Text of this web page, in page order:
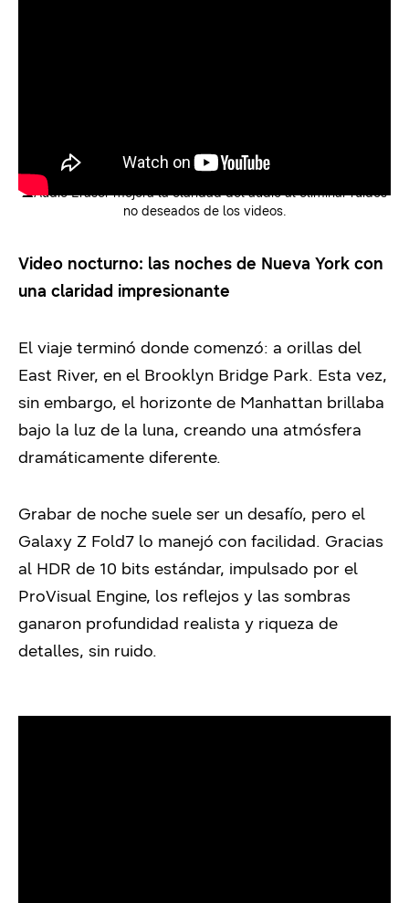
▲Audio Eraser mejora la claridad del audio al eliminar ruidos
no deseados de los videos.
Video nocturno: las noches de Nueva York con
una claridad impresionante
El viaje terminó donde comenzó: a orillas del
East River, en el Brooklyn Bridge Park. Esta vez,
sin embargo, el horizonte de Manhattan brillaba
bajo la luz de la luna, creando una atmósfera
dramáticamente diferente.
Grabar de noche suele ser un desafío, pero el
Galaxy Z Fold7 lo manejó con facilidad. Gracias
al HDR de 10 bits estándar, impulsado por el
ProVisual Engine, los reflejos y las sombras
ganaron profundidad realista y riqueza de
detalles, sin ruido.